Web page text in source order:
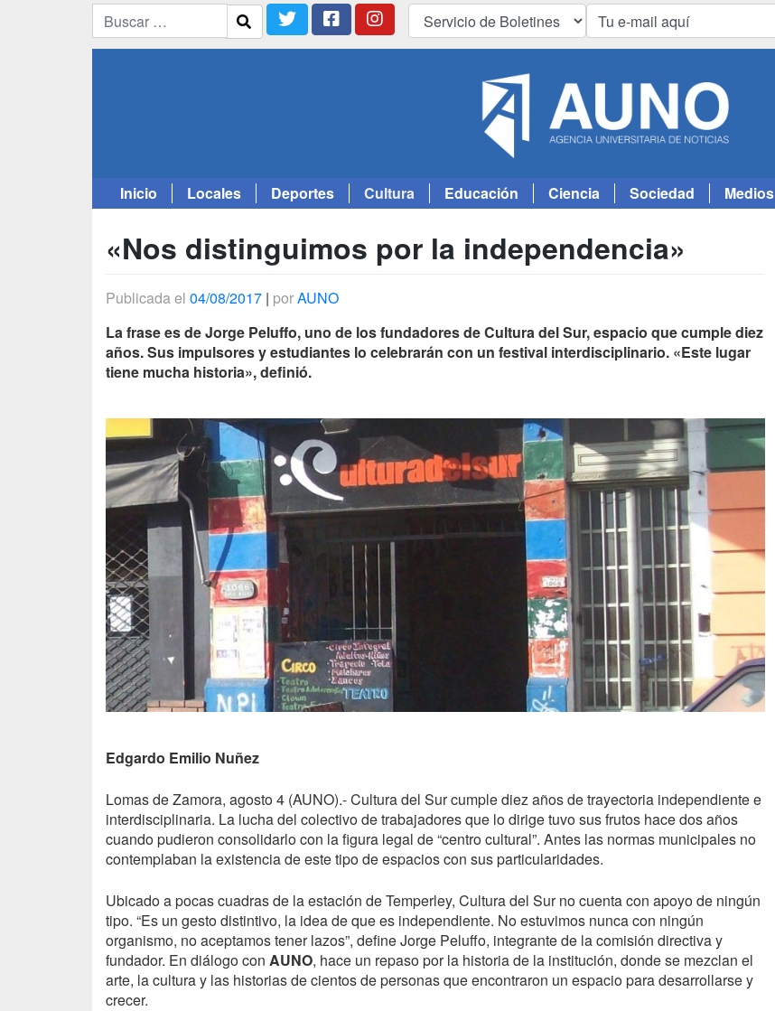
Inicio Locales Deportes Cultura Educación Ciencia Sociedad Medios
«Nos distinguimos por la independencia»
Publicada el 04/08/2017 | porAUNO
La frase es de Jorge Peluffo, uno de los fundadores de Cultura del Sur, espacio que cumple diez
años. Sus impulsores y estudiantes lo celebrarán con un festival interdisciplinario. «Este lugar
tiene mucha historia», definió.
Edgardo Emilio Nuñez
Lomas de Zamora, agosto 4 (AUNO).- Cultura del Sur cumple diez años de trayectoria independiente e
interdisciplinaria. La lucha del colectivo de trabajadores que lo dirige tuvo sus frutos hace dos años
cuando pudieron consolidarlo con la figura legal de “centro cultural”. Antes las normas municipales no
contemplaban la existencia de este tipo de espacios con sus particularidades.
Ubicado a pocas cuadras de la estación de Temperley, Cultura del Sur no cuenta con apoyo de ningún
tipo. “Es un gesto distintivo, la idea de que es independiente. No estuvimos nunca con ningún
organismo, no aceptamos tener lazos”, define Jorge Peluffo, integrante de la comisión directiva y
fundador. En diálogo con AUNO, hace un repaso por la historia de la institución, donde se mezclan el
arte, la cultura y las historias de cientos de personas que encontraron un espacio para desarrollarse y
crecer.